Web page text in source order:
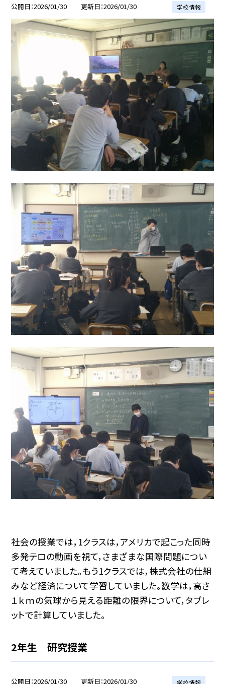
公開日 2026/01/30 更新日 2026/01/30 学校情報
社会の授業では，1クラスは，アメリカで起こった同時
多発テロの動画を視て，さまざまな国際問題につい
て考えていました。もう1クラスでは，株式会社の仕組
みなど経済について学習していました。数学は，高さ
１ｋｍの気球から見える距離の限界について，タブレ
ットで計算していました。
2年生 研究授業
公開日 2026/01/30 更新日 2026/01/30 学校情報